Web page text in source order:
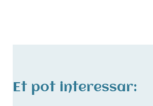
Et pot interessar: